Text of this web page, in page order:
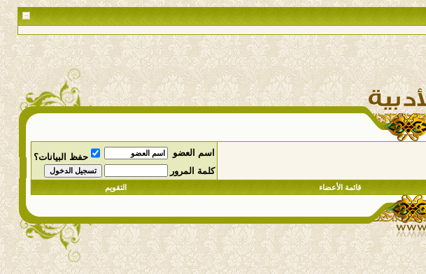
اسم العضو
حفظ البيانات؟
كلمة المرور
قائمة الأعضاء التقويم